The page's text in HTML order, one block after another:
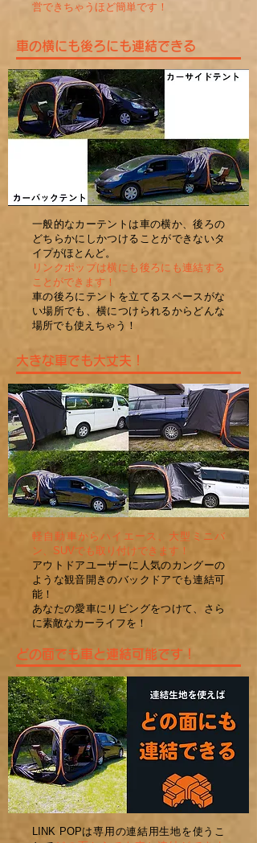
営できちゃうほど簡単です！
車の横にも後ろにも連結できる
一般的なカーテントは車の横か、後ろの
どちらかにしかつけることができないタ
イプがほとんど。
リンクポップは横にも後ろにも連結する
ことができます！
車の後ろにテントを立てるスペースがな
い場所でも、横につけられるからどんな
場所でも使えちゃう！
大きな車でも大丈夫！
軽自動車からハイエース、大型ミニバ
ン、SUVでも取り付けできます！
アウトドアユーザーに人気のカングーの
ような観音開きのバックドアでも連結可
能！
あなたの愛車にリビングをつけて、さら
に素敵なカーライフを！
どの面でも車と連結可能です！
LINK POPは専用の連結用生地を使うこ